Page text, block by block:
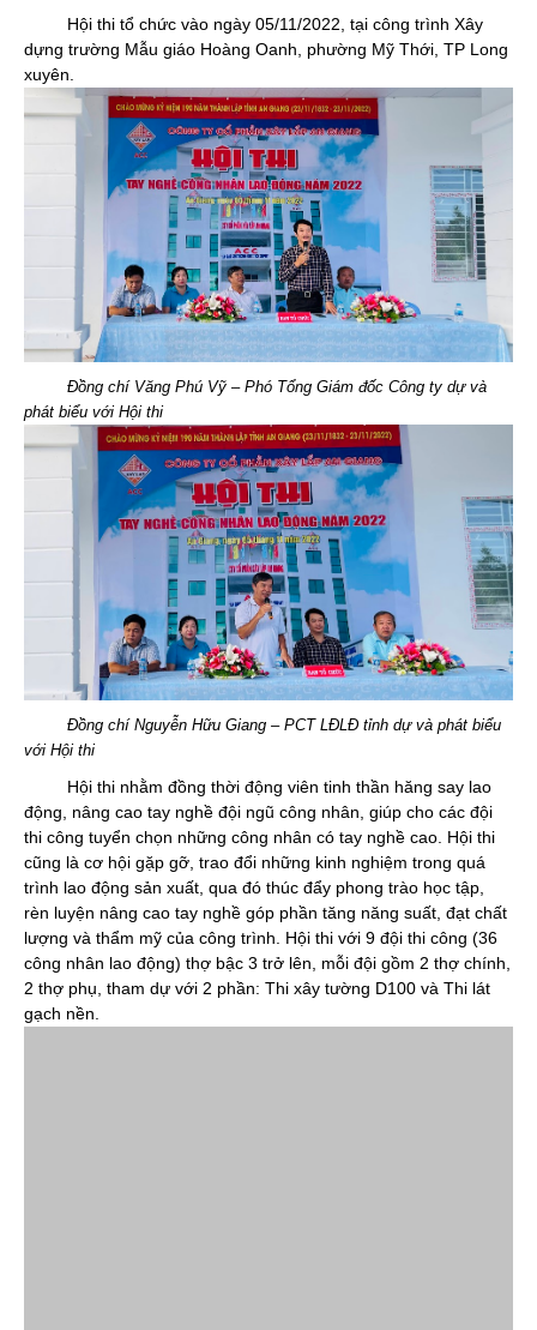
Hội thi tổ chức vào ngày 05/11/2022, tại công trình Xây
dựng trường Mẫu giáo Hoàng Oanh, phường Mỹ Thới, TP Long
xuyên.
Đồng chí Văng Phú Vỹ – Phó Tổng Giám đốc Công ty dự và
phát biểu với Hội thi
Đồng chí Nguyễn Hữu Giang – PCT LĐLĐ tỉnh dự và phát biểu
với Hội thi
Hội thi nhằm đồng thời động viên tinh thần hăng say lao
động, nâng cao tay nghề đội ngũ công nhân, giúp cho các đội
thi công tuyển chọn những công nhân có tay nghề cao. Hội thi
cũng là cơ hội gặp gỡ, trao đổi những kinh nghiệm trong quá
trình lao động sản xuất, qua đó thúc đẩy phong trào học tập,
rèn luyện nâng cao tay nghề góp phần tăng năng suất, đạt chất
lượng và thẩm mỹ của công trình. Hội thi với 9 đội thi công (36
công nhân lao động) thợ bậc 3 trở lên, mỗi đội gồm 2 thợ chính,
2 thợ phụ, tham dự với 2 phần: Thi xây tường D100 và Thi lát
gạch nền.